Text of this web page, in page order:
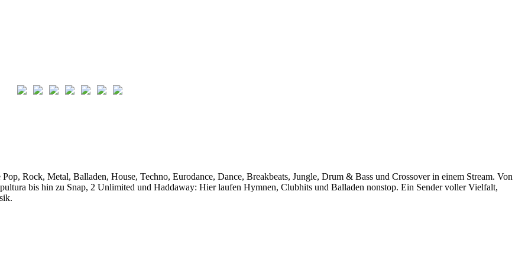
Rock, Metal, Balladen, House, Techno, Eurodance, Dance, Breakbeats, Jungle, Drum & Bass und Crossover in einem Stream. Von
bis hin zu Snap, 2 Unlimited und Haddaway: Hier laufen Hymnen, Clubhits und Balladen nonstop. Ein Sender voller Vielfalt,